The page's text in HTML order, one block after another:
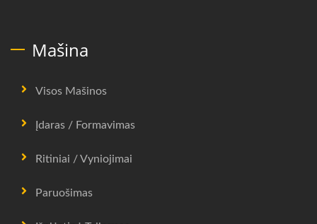
Mašina
Visos Mašinos
Įdaras / Formavimas
Ritiniai / Vyniojimai
Paruošimas